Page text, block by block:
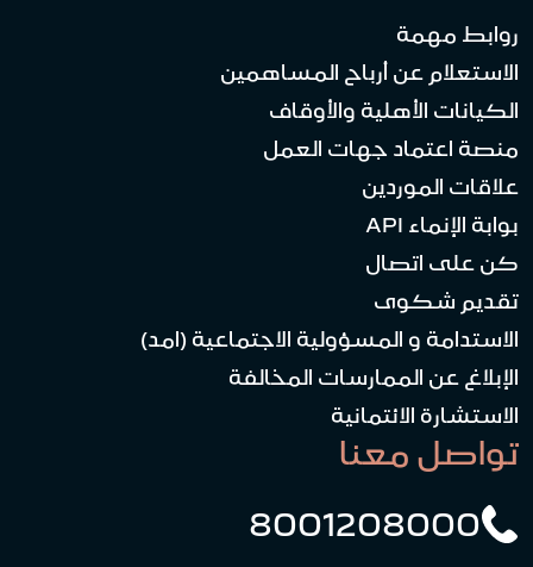
روابط مهمة
الاستعلام عن أرباح المساهمين
الكيانات الأهلية والأوقاف
منصة اعتماد جهات العمل
علاقات الموردين
بوابة الإنماء API
كن على اتصال
تقديم شكوى
الاستدامة و المسؤولية الاجتماعية (امد)
الإبلاغ عن الممارسات المخالفة
الاستشارة الائتمانية
تواصل معنا
8001208000